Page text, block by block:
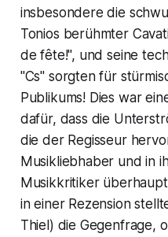
insbesondere die
Tonios berühmter
de fête!", und seine
"Cs" sorgten für
Publikums! Dies war
dafür, dass die
die der Regisseur
Musikliebhaber und in
Musikkritiker
in einer Rezension
Thiel) die Gegenfrage,